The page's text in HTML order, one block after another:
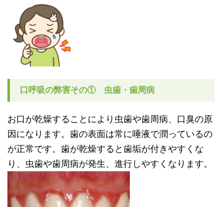
口呼吸の弊害その① 虫歯・歯周病
お口が乾燥することにより虫歯や歯周病、口臭の原
因になります。歯の表面は常に唾液で潤っているの
が正常です。歯が乾燥すると歯垢が付きやすくな
り、虫歯や歯周病が発生、 進行しやすくなります。